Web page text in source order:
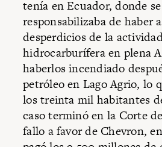
tenía en Ecuador, donde
responsabilizaba de haber
desperdicios de la
hidrocarburífera en plena
haberlos incendiado
petróleo en Lago Agrio, lo
los treinta mil habitantes
caso terminó en la Corte
fallo a favor de Chevron,